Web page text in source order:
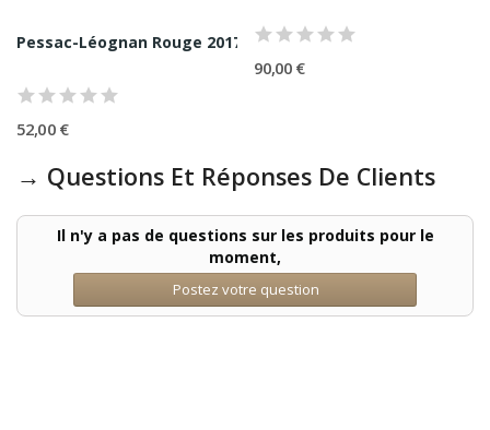
Château de Sours 75CL
Pessac-Léognan Rouge 2017 Château Carbonnieux 75CL
52,00 €
90,00 €
→ Questions Et Réponses De Clients
Il n'y a pas de questions sur les produits pour le
moment,
Postez votre question